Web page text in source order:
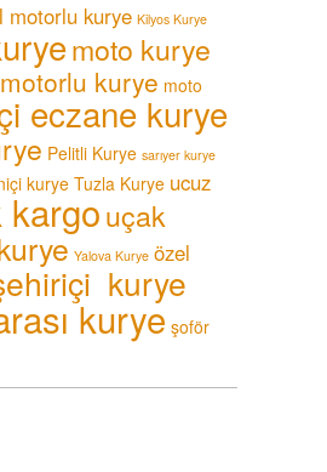
motorlu kurye Kilyos Kurye
moto kurye
motorlu kurye moto
eczane kurye
Pelitli Kurye sarıyer kurye
kurye Tuzla Kurye ucuz
kargouçak
Yalova Kurye özel
kurye
kurye şoför